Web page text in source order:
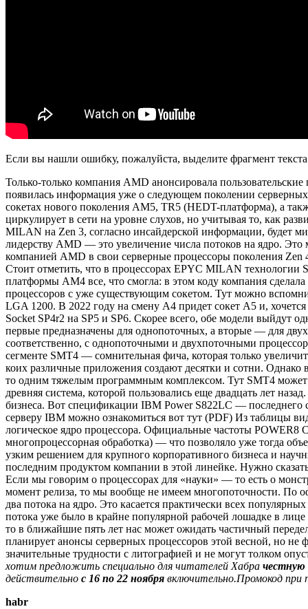
Если вы нашли ошибку, пожалуйста, выделите фрагмент
Только-только компания AMD анонсировала
появилась информация уже о следующем поколении
сокетах нового поколения AM5, TR5 (HEDT-платформа), а
циркулирует в сети на уровне слухов, но учитывая то, как
MILAN на Zen 3, согласно инсайдерской информации, будет
лидерству AMD — это увеличение числа потоков на ядро.
компанией AMD в свои серверные процессоры поколения Zen
Стоит отметить, что в процессорах EPYC MILAN технологии
платформы AM4 все, что смогла: в этом коду компания
процессоров с уже существующим сокетом. Тут можно
LGA 1200. В 2022 году на смену A4 придет сокет A5 и,
Socket SP4r2 на SP5 и SP6. Скорее всего, обе модели выйдут
первые предназначены для однопоточных, а вторые — для
соответственно, с однопоточными и двухпоточными
сегменте SMT4 — сомнительная фича, которая только
коих различные приложения создают десятки и сотни.
то одним тяжелым программным комплексом. Тут SMT4 может
древняя система, которой пользовались еще двадцать лет
бизнеса. Вот спецификации IBM Power S822LC — последнего
серверу IBM можно ознакомиться вот тут (PDF) Из таблицы
логическое ядро процессора. Официальные частоты
многопроцессорная обработка) — что позволяло уже тогда
узким решением для крупного корпоративного бизнеса и
последним продуктом компании в этой линейке. Нужно
Если мы говорим о процессорах для «науки» — то есть о
момент релиза, то мы вообще не имеем многопоточности. По
два потока на ядро. Это касается практически всех
потока уже было в крайне популярной рабочей лошадке в
то в ближайшие пять лет нас может ожидать частичный
планирует анонсы серверных процессоров этой весной, но
значительные трудности с литографией и не могут толком
хотим предложить специально для читателей Хабра честную
действительно с 16 по 22 ноября включительно.Промокод при
habr